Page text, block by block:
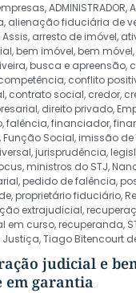
,ADMINISTRADOR,
, alienação fiduciária de
, arresto de imóvel,
,bem imóvel,bem móvel,
,busca e apreensão,
, conflito
, contrato social, credor,
, direito privado,
,falência,financiador,
,Função Social,imissão de
,jurisprudência,
,ministros do STJ,
,pedido de falência,
,proprietário fiduciário,
extrajudicial,
em curso,recuperanda,
Justiça,Tiago Bitencourt
judicial e
garantia